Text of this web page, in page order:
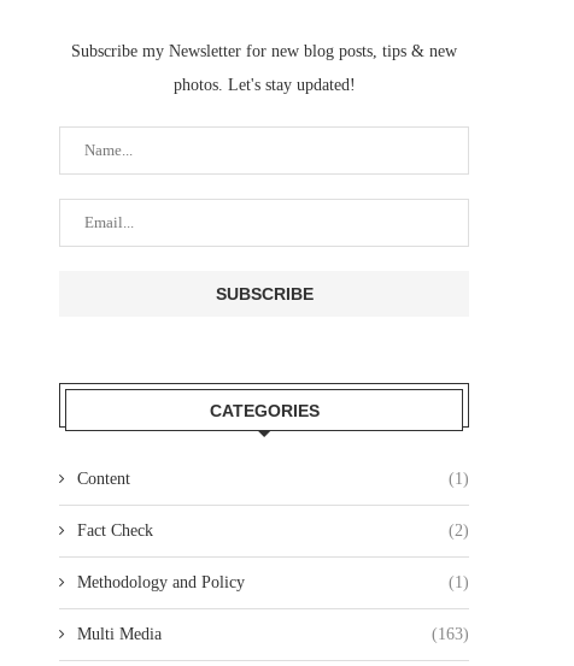
Subscribe my Newsletter for new blog posts, tips & new
photos. Let's stay updated!
CATEGORIES
Content (1)
Fact Check (2)
Methodology and Policy (1)
Multi Media (163)